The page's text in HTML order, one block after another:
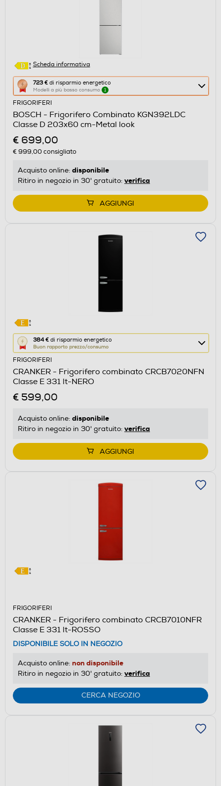
Scheda informativa
723 € di risparmio energetico
Modelli a più basso consumo 1
Questa
azione
aprirà
il
Calcolatore
di
risparmio
energetico
di
FRIGORIFERI
BOSCH - Frigorifero Combinato KGN392LDC
Classe D 203x60 cm-Metal look
€ 699,00
€ 999,00consigliato
Acquisto online: disponibile
Ritiro in negozio in 30' gratuito: verifica
AGGIUNGI
384 € di risparmio energetico
Buon rapporto prezzo/consumo
Questa
azione
aprirà
il
Calcolatore
di
energetico
di
Youreko.
FRIGORIFERI
CRANKER - Frigorifero combinato CRCB7020NFN
Classe E 331 lt-NERO
€ 599,00
Acquisto online: disponibile
Ritiro in negozio in 30' gratuito: verifica
AGGIUNGI
FRIGORIFERI
CRANKER - Frigorifero combinato CRCB7010NFR
Classe E 331 lt-ROSSO
DISPONIBILE SOLO IN NEGOZIO
Acquisto online: non disponibile
Ritiro in negozio in 30' gratuito: verifica
CERCA NEGOZIO